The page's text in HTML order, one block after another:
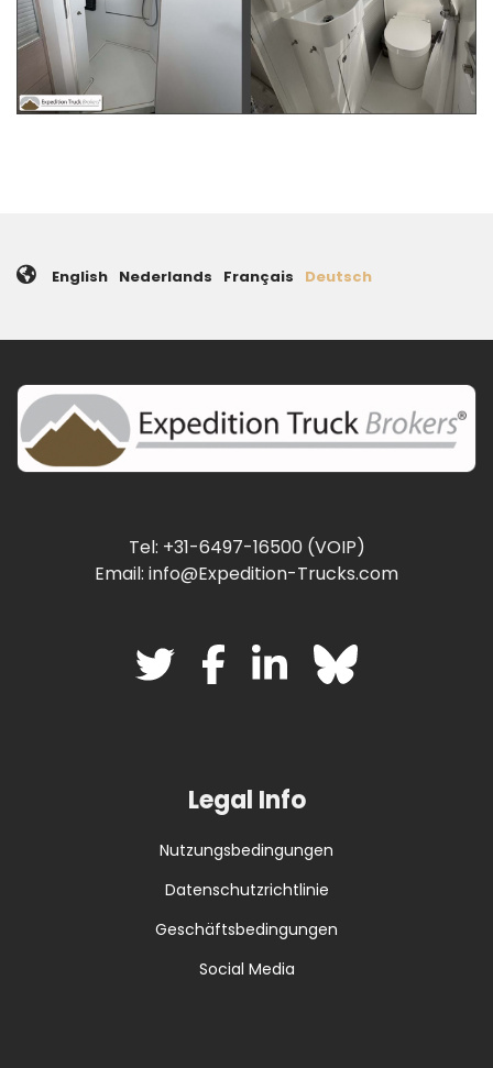
English Nederlands Français Deutsch
Tel: +31-6497-16500 (VOIP)
Email: info@Expedition-Trucks.com
Legal Info
Nutzungsbedingungen
Datenschutzrichtlinie
Geschäftsbedingungen
Social Media